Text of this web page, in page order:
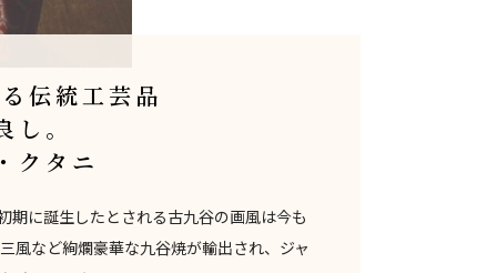
伝統工芸品
。
クタニ
期に誕生したとされる古九谷の画風は今も
風など絢爛豪華な九谷焼が輸出され、ジャ